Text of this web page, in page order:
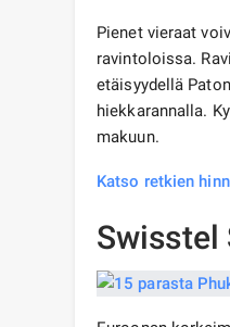
Pienet vieraat
ravintoloissa.
etäisyydellä
hiekkarannalla.
makuun.
Katso retkien
Swisstel